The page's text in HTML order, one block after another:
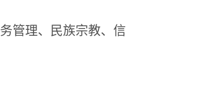
管理、民族宗教、信